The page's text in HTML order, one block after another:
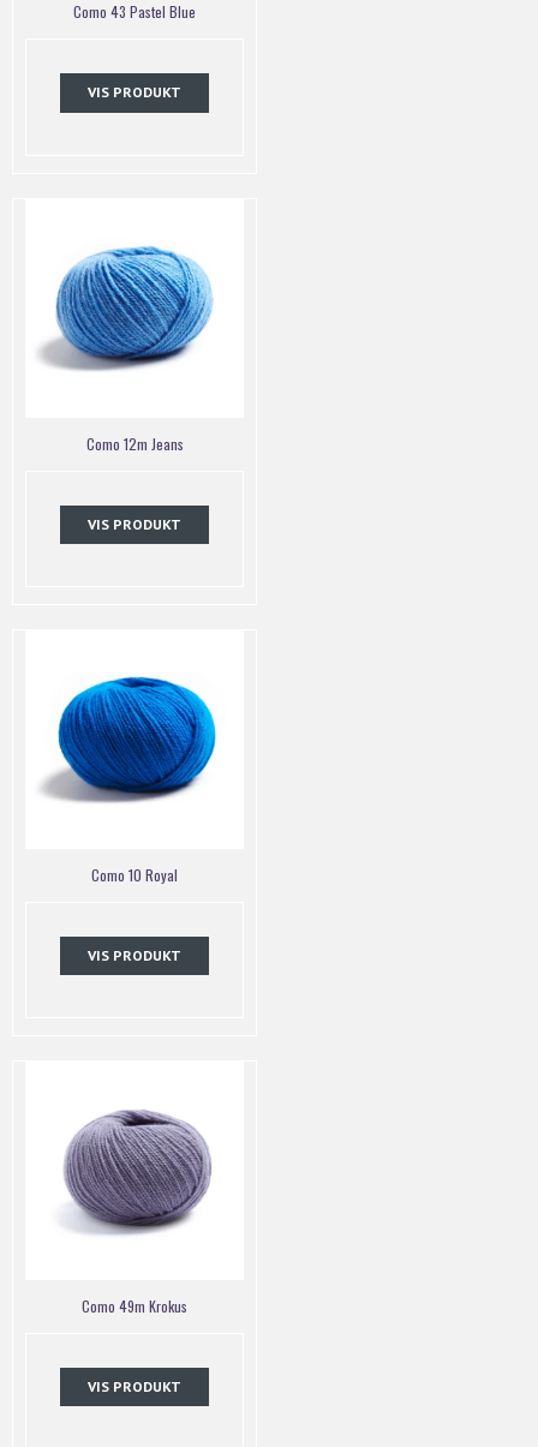
Como 43 Pastel Blue
VIS PRODUKT
Como 12m Jeans
VIS PRODUKT
Como 10 Royal
VIS PRODUKT
Como 49m Krokus
VIS PRODUKT